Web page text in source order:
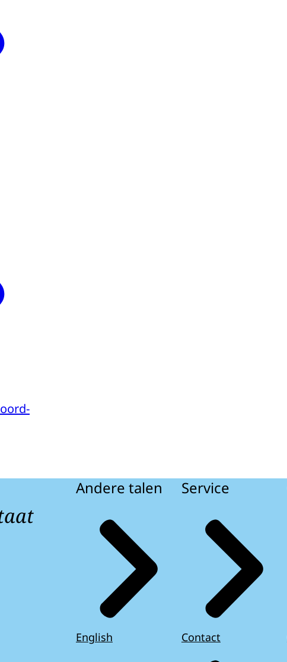
Andere talen
English
Service
Contact